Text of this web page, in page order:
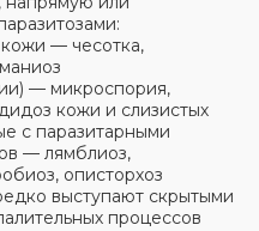
— чесотка,
— микроспория,
кожи и слизистых
с паразитарными
— лямблиоз,
описторхоз
выступают скрытыми
процессов